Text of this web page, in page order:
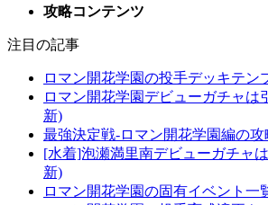
攻略コンテンツ
注目の記事
ロマン開花学園の投手デッキテン
ロマン開花学園デビューガチャは
新)
最強決定戦-ロマン開花学園編の
[水着]泡瀬満里南デビューガチャ
新)
ロマン開花学園の固有イベント一